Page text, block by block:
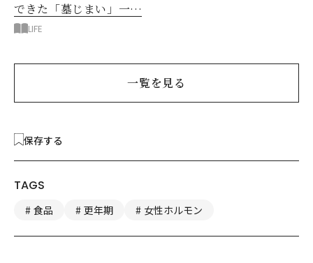
できた「墓じまい」一つ
後悔したのは、ある順
LIFE
一覧を見る
保存する
TAGS
食品 更年期 女性ホルモン